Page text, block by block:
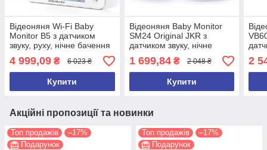
Відеоняня Wi-Fi Baby
Monitor B5 з датчиком
звуку, руху, нічне бачення
+ термометр, радіоняня,
няня
4 999,09 ₴ 6 023 ₴
Купити
Відеоняня Baby Monitor
SM24 Original JKR з
датчиком звуку, нічне
бачення + термометр,
радіоняня, няня
1 699,84₴ 2 048 ₴
Купити
2
Акційні пропозиції та новинки
Топ продажів
–17%
Подарунок
Топ продажів
–17%
Подарунок